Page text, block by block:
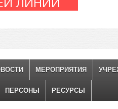
МЕРОПРИЯТИЯ
ПЕРСОНЫ РЕСУРСЫ